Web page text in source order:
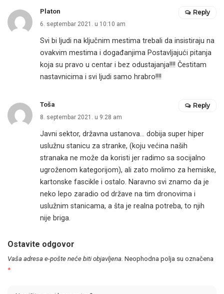
Platon
6. septembar 2021. u 10:10 am
Svi bi ljudi na ključnim mestima trebali da insistiraju na
ovakvim mestima i događanjima Postavljajući pitanja
koja su pravo u centar i bez odustajanja!!!! Čestitam
nastavnicima i svi ljudi samo hrabro!!!!
Reply
Toša
8. septembar 2021. u 9:28 am
Javni sektor, državna ustanova… dobija super hiper
uslužnu stanicu za stranke, (koju većina naših
stranaka ne može da koristi jer radimo sa socijalno
ugroženom kategorijom), ali zato molimo za hemiske,
kartonske fascikle i ostalo. Naravno svi znamo da je
neko lepo zaradio od države na tim dronovima i
uslužnim stanicama, a šta je realna potreba, to njih
nije briga.
Reply
Ostavite odgovor
Vaša adresa e-pošte neće biti objavljena. Neophodna polja su označena
*